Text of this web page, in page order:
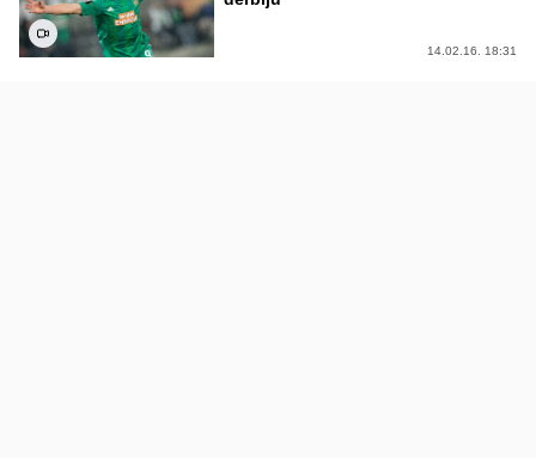
14.02.16. 18:31